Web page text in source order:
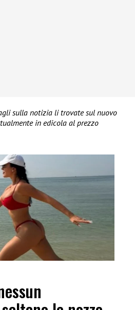
sulla notizia li trovate sul nuovo
in edicola al prezzo